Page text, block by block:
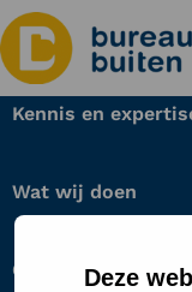
Deze
Kennis en
Wat wij doen
Over ons